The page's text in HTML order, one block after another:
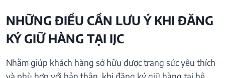
NHỮNG ĐIỀU CẦN LƯU Ý KHI ĐĂNG
KÝ GIỮ HÀNG TẠI IJC
Nhằm giúp khách hàng sở hữu được trang sức yêu thích